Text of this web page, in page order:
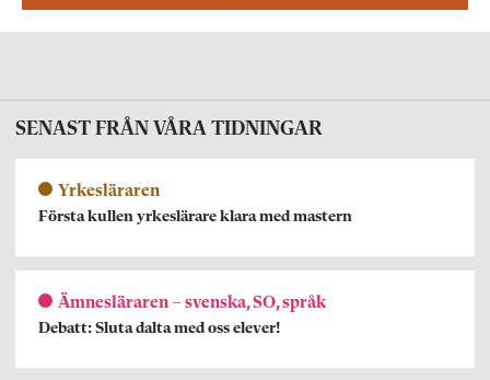
SENAST FRÅN VÅRA TIDNINGAR
Yrkesläraren
Första kullen yrkeslärare klara med mastern
Ämnesläraren – svenska, SO, språk
Debatt: Sluta dalta med oss elever!